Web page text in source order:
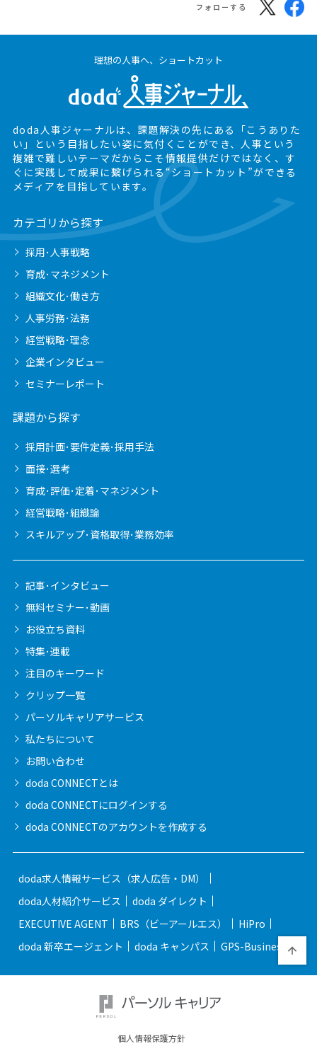
フォローする
理想の人事へ、ショートカット
doda人事ジャーナルは、課題解決の先にある
「こうありた
い」という目指したい姿に気付くことができ、 人事という
複雑で難しいテーマだからこそ情報提供だけではなく、 す
ぐに実践して成果に繋げられる“ショートカット”ができる
メディアを目指しています。
カテゴリから探す
採用･人事戦略
育成･マネジメント
組織文化･働き方
人事労務･法務
経営戦略･理念
企業インタビュー
セミナーレポート
課題から探す
採用計画･要件定義･採用手法
面接･選考
育成･評価･定着･マネジメント
経営戦略･組織論
スキルアップ･資格取得･業務効率
記事･インタビュー
無料セミナー･動画
お役立ち資料
特集･連載
注目のキーワード
クリップ一覧
パーソルキャリアサービス
私たちについて
お問い合わせ
doda CONNECTとは
doda CONNECTにログインする
doda CONNECTのアカウントを作成する
doda求人情報サービス（求人広告・DM）
doda人材紹介サービス
doda ダイレクト
EXECUTIVE AGENT
BRS（ビーアールエス）
HiPro
doda 新卒エージェント
doda キャンパス GPS-Business
個人情報保護方針